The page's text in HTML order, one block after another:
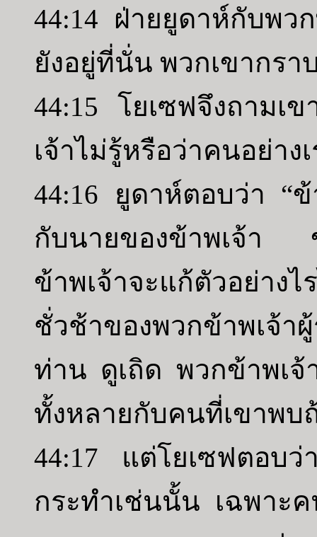
44:14 ฝ่ายยูดาห์กับพว
ยังอยู่ที่นั่น พวกเขากร
44:15 โยเซฟจึงถามเ
เจ้าไม่รู้หรือว่าคนอย่าง
44:16 ยูดาห์ตอบว่า “ข้
กับนายของข้าพเจ้า
ข้าพเจ้าจะแก้ตัวอย่าง
ชั่วช้าของพวกข้าพเ
ท่าน ดูเถิด พวกข้าพเจ้
ทั้งหลายกับคนที่เขาพบ
44:17 แต่โยเซฟตอบว่
กระทำเช่นนั้น เฉพาะ